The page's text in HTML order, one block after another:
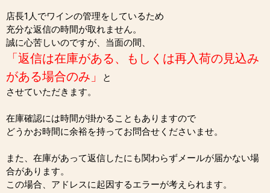
店長1人でワインの管理をしているため
充分な返信の時間が取れません。
誠に心苦しいのですが、当面の間、
「返信は在庫がある、もしくは再入荷の見込み
がある場合のみ」
と
させていただきます。
在庫確認には時間が掛かることもありますので
どうかお時間に余裕を持ってお問合せくださいませ。
また、在庫があって返信したにも関わらずメールが届かない場
合があります。
この場合、アドレスに起因するエラーが考えられます。